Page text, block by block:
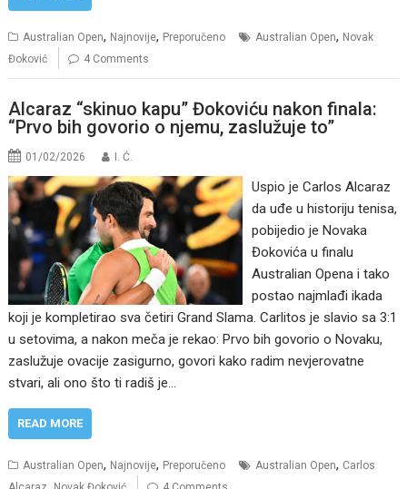
Australian Open, Najnovije, Preporučeno Australian Open, Novak
Đoković
4 Comments
Alcaraz “skinuo kapu” Đokoviću nakon finala:
“Prvo bih govorio o njemu, zaslužuje to”
01/02/2026 I. Ć.
Uspio je Carlos Alcaraz
da uđe u historiju tenisa,
pobijedio je Novaka
Đokovića u finalu
Australian Opena i tako
postao najmlađi ikada
koji je kompletirao sva četiri Grand Slama. Carlitos je slavio sa 3:1
u setovima, a nakon meča je rekao: Prvo bih govorio o Novaku,
zaslužuje ovacije zasigurno, govori kako radim nevjerovatne
stvari, ali ono što ti radiš je…
READ MORE
Australian Open, Najnovije, Preporučeno Australian Open, Carlos